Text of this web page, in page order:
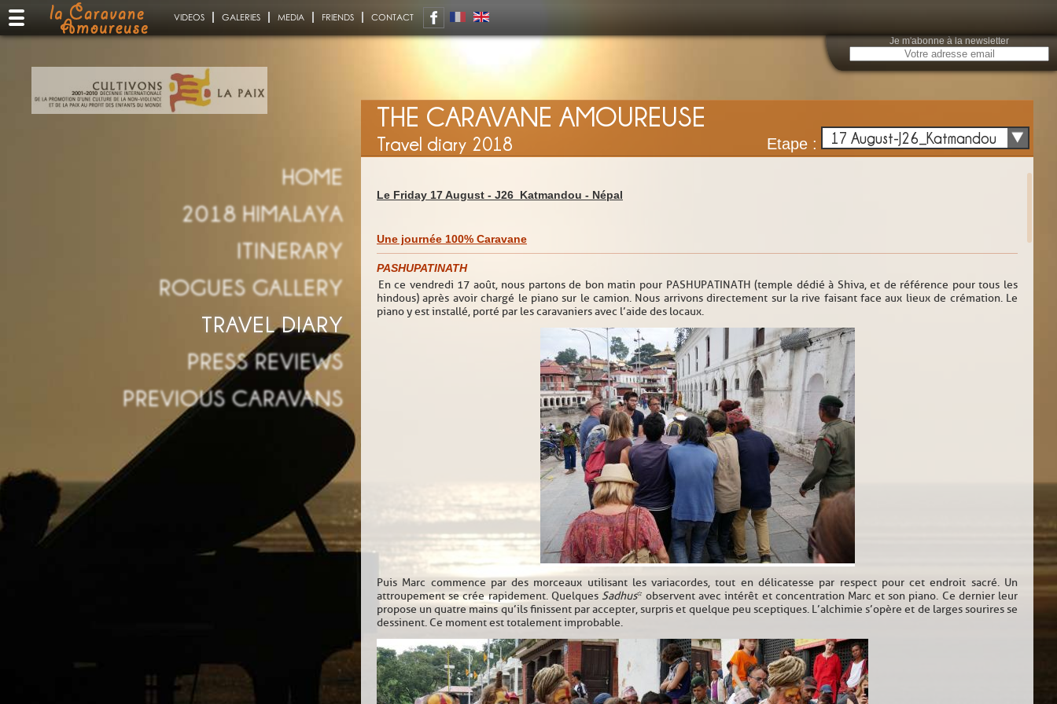
THE CARAVANE AMOUREUSE
Travel diary 2018 Etape : 17 August-J26_Katmandou
Le Friday 17 August - J26_Katmandou - Népal
Une journée 100% Caravane
PASHUPATINATH
En ce vendredi 17 août, nous partons de bon matin pour PASHUPATINATH (temple dédié à Shiva, et de référence pour tous les
hindous) après avoir chargé le piano sur le camion. Nous arrivons directement sur la rive faisant face aux lieux de crémation. Le
piano y est installé, porté par les caravaniers avec l’aide des locaux.
Puis Marc commence par des morceaux utilisant les variacordes, tout en délicatesse par respect pour cet endroit sacré. Un
attroupement se crée rapidement. Quelques Sadhus* observent avec intérêt et concentration Marc et son piano. Ce dernier leur
propose un quatre mains qu’ils finissent par accepter, surpris et quelque peu sceptiques. L’alchimie s’opère et de larges sourires se
dessinent. Ce moment est totalement improbable.
VIDEOS GALERIES MEDIA FRIENDS CONTACT
HOME
2018 HIMALAYA
ITINERARY
ROGUES GALLERY
TRAVEL DIARY
PRESS REVIEWS
PREVIOUS CARAVANS
Je m'abonne à la newsletter